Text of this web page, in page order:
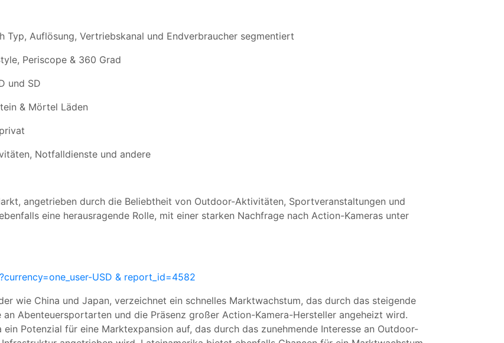
Auflösung, Vertriebskanal und Endverbraucher segmentiert
Periscope & 360 Grad
und SD
& Mörtel Läden
Notfalldienste und andere
angetrieben durch die Beliebtheit von Outdoor-Aktivitäten, Sportveranstaltungen und
eine herausragende Rolle, mit einer starken Nachfrage nach Action-Kameras unter
USD & report_id=4582
wie China und Japan, verzeichnet ein schnelles Marktwachstum, das durch das steigende
Abenteuersportarten und die Präsenz großer Action-Kamera-Hersteller angeheizt wird.
Potenzial für eine Marktexpansion auf, das durch das zunehmende Interesse an Outdoor-